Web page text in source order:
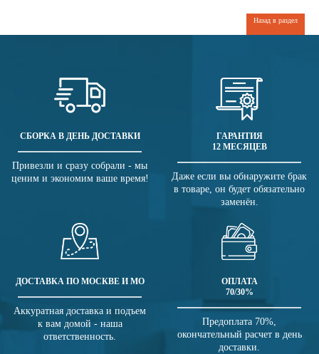
Назад в раздел
СБОРКА В ДЕНЬ ДОСТАВКИ
Привезли и сразу собрали - мы
ценим и экономим ваше время!
ГАРАНТИЯ
12 МЕСЯЦЕВ
Даже если вы обнаружите брак
в товаре, он будет обязательно
заменён.
ДОСТАВКА ПО МОСКВЕ И МО
Аккуратная доставка и подъем
к вам домой - наша
ответственность.
ОПЛАТА
70/30%
Предоплата 70%,
окончательный расчет в день
доставки.